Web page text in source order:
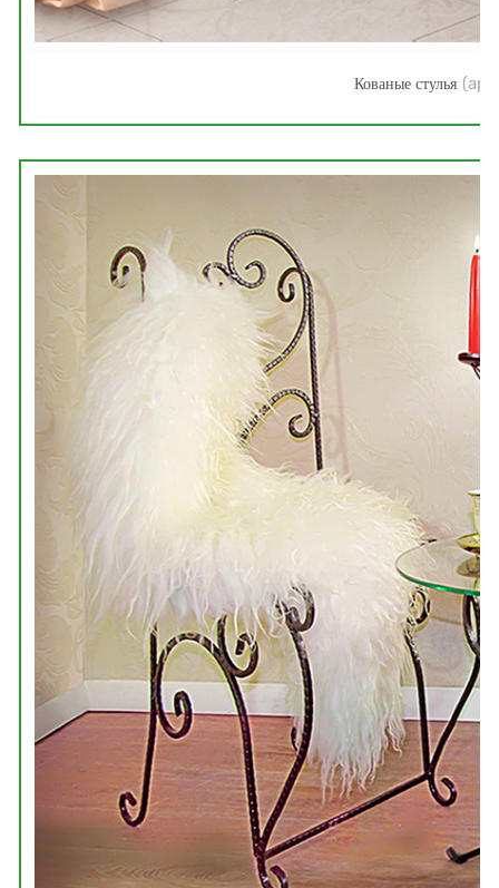
Кованые стулья